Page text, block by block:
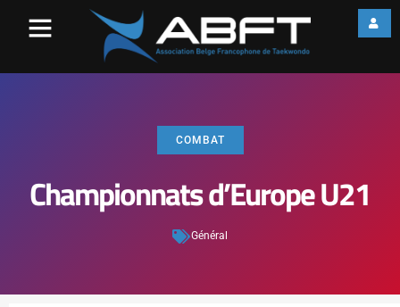
COMBAT
Championnats d’Europe U21
Général